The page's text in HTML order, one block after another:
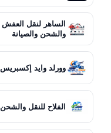
الساهر لنقل العفش
والشحن والصيانة
وورلد وايد إكسبريس
الفلاح للنقل والشحن